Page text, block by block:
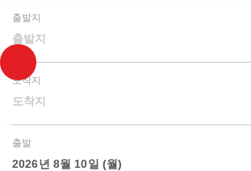
출발지
출발지
도착지
도착지
출발
2026년 8월 10일 (월)